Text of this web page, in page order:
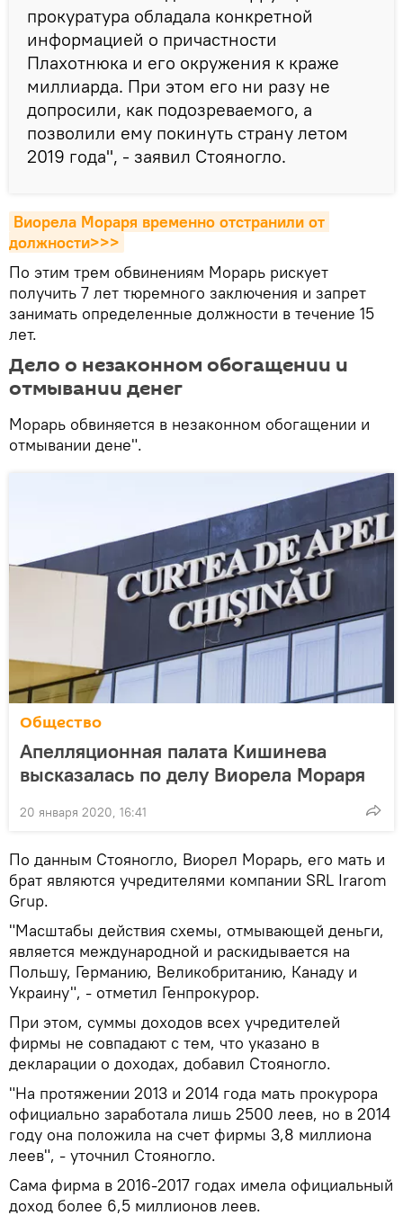
прокуратура обладала конкретной
информацией о причастности
Плахотнюка и его окружения к краже
миллиарда. При этом его ни разу не
допросили, как подозреваемого, а
позволили ему покинуть страну летом
2019 года", - заявил Стояногло.
Виорела Мораря временно отстранили от
должности>>>
По этим трем обвинениям Морарь рискует
получить 7 лет тюремного заключения и запрет
занимать определенные должности в течение 15
лет.
Дело о незаконном обогащении и
отмывании денег
Морарь обвиняется в незаконном обогащении и
отмывании дене".
Общество
Апелляционная палата Кишинева
высказалась по делу Виорела Мораря
20 января 2020, 16:41
По данным Стояногло, Виорел Морарь, его мать и
брат являются учредителями компании SRL Irarom
Grup.
"Масштабы действия схемы, отмывающей деньги,
является международной и раскидывается на
Польшу, Германию, Великобританию, Канаду и
Украину", - отметил Генпрокурор.
При этом, суммы доходов всех учредителей
фирмы не совпадают с тем, что указано в
декларации о доходах, добавил Стояногло.
"На протяжении 2013 и 2014 года мать прокурора
официально заработала лишь 2500 леев, но в 2014
году она положила на счет фирмы 3,8 миллиона
леев", - уточнил Стояногло.
Сама фирма в 2016-2017 годах имела официальный
доход более 6,5 миллионов леев.